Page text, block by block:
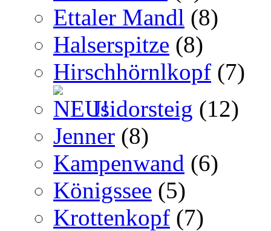
Ettaler Mandl (8)
Halserspitze (8)
Hirschhörnlkopf (7)
Isidorsteig (12)
Jenner (8)
Kampenwand (6)
Königssee (5)
Krottenkopf (7)